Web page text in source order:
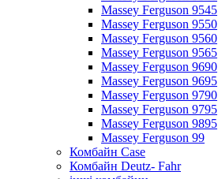
Massey Ferguson 9545
Massey Ferguson 9550
Massey Ferguson 9560
Massey Ferguson 9565
Massey Ferguson 9690
Massey Ferguson 9695
Massey Ferguson 9790
Massey Ferguson 9795
Massey Ferguson 9895
Massey Ferguson 99
Комбайн Case
Комбайн Deutz- Fahr